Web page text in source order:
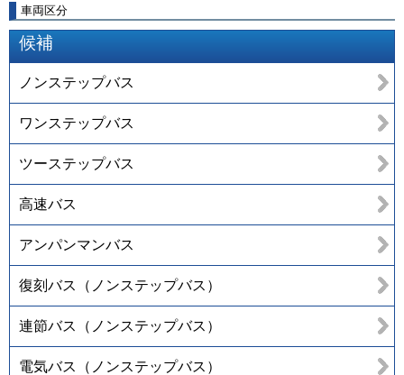
車両区分
候補
ノンステップバス
ワンステップバス
ツーステップバス
高速バス
アンパンマンバス
復刻バス（ノンステップバス）
連節バス（ノンステップバス）
電気バス（ノンステップバス）